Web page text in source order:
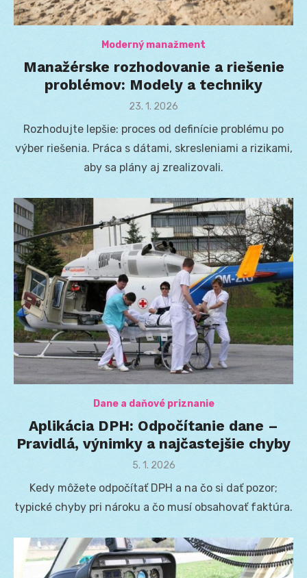
Moderný manažment
Manažérske rozhodovanie a riešenie
problémov: Modely a techniky
Posted
23. 1. 2026
Rozhodujte lepšie: proces od definície problému po
výber riešenia. Práca s dátami, skresleniami a rizikami,
aby sa plány aj zrealizovali.
Dane a daňové priznanie
Aplikácia DPH: Odpočítanie dane –
Pravidlá, výnimky a najčastejšie chyby
Posted
5. 1. 2026
Kedy môžete odpočítať DPH a na čo si dať pozor;
typické chyby pri nároku a čo musí obsahovať faktúra.